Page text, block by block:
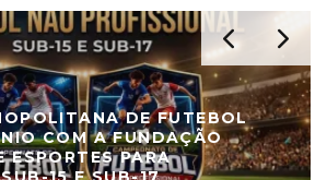
DE FUTEBOL
COM A FUNDAÇÃO
ESPORTES PARA